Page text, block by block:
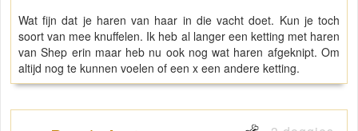
Wat fijn dat je haren van haar in die vacht doet. Kun je toch
soort van mee knuffelen. Ik heb al langer een ketting met haren
van Shep erin maar heb nu ook nog wat haren afgeknipt. Om
altijd nog te kunnen voelen of een x een andere ketting.